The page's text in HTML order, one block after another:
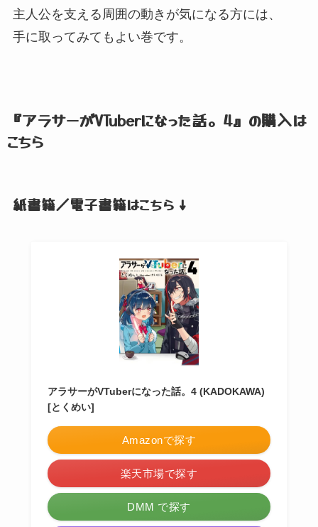
主人公を支える周囲の動きが気になる方には、
手に取ってみてもよい巻です。
『アラサーがVTuberになった話。 4』 の購入は
こちら
紙書籍／電子書籍はこちら ↓
アラサーがVTuberになった話。 4 (KADOKAWA)
[とくめい]
Amazonで探す
楽天市場で探す
DMM で探す